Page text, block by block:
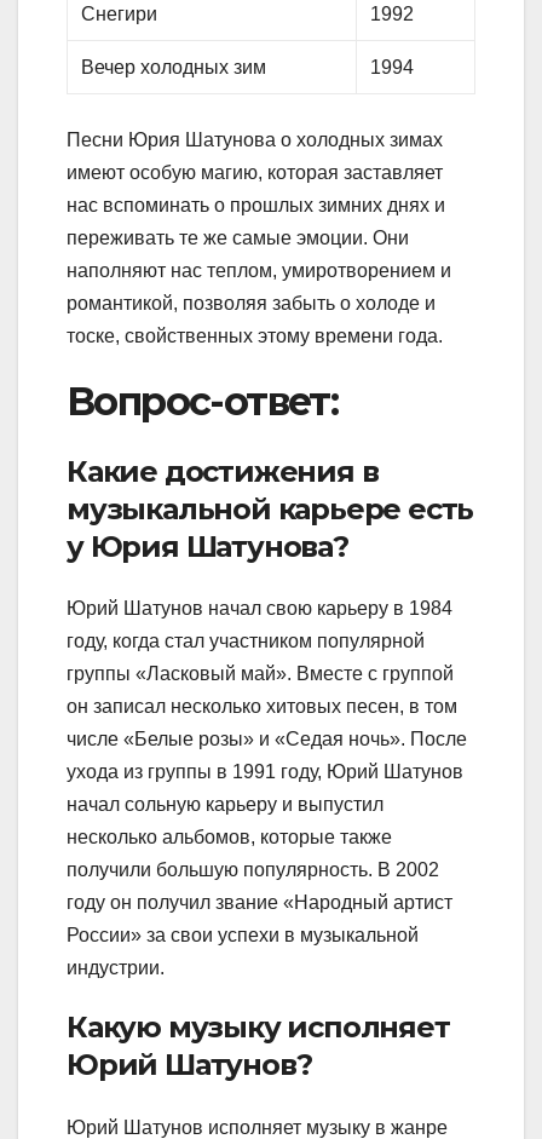
Снегири 1992
Вечер холодных зим 1994
Песни Юрия Шатунова о холодных зимах
имеют особую магию, которая заставляет
нас вспоминать о прошлых зимних днях и
переживать те же самые эмоции. Они
наполняют нас теплом, умиротворением и
романтикой, позволяя забыть о холоде и
тоске, свойственных этому времени года.
Вопрос-ответ:
Какие достижения в
музыкальной карьере есть
у Юрия Шатунова?
Юрий Шатунов начал свою карьеру в 1984
году, когда стал участником популярной
группы «Ласковый май». Вместе с группой
он записал несколько хитовых песен, в том
числе «Белые розы» и «Седая ночь». После
ухода из группы в 1991 году, Юрий Шатунов
начал сольную карьеру и выпустил
несколько альбомов, которые также
получили большую популярность. В 2002
году он получил звание «Народный артист
России» за свои успехи в музыкальной
индустрии.
Какую музыку исполняет
Юрий Шатунов?
Юрий Шатунов исполняет музыку в жанре